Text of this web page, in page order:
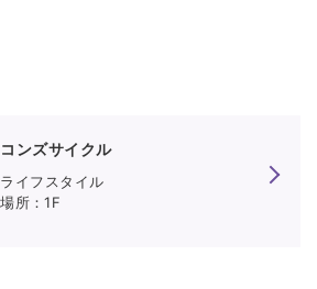
KON'S CYCLE 洛北阪急スクエア
コンズサイクル
ライフスタイル
1F